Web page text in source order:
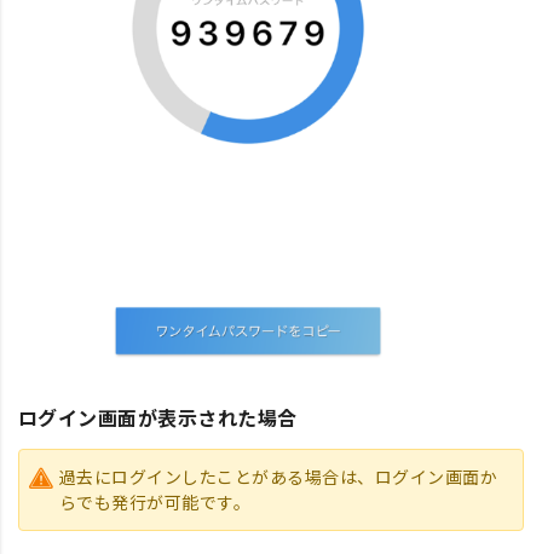
ログイン画面が表示された場合
過去にログインしたことがある場合は、ログイン画面か
らでも発行が可能です。